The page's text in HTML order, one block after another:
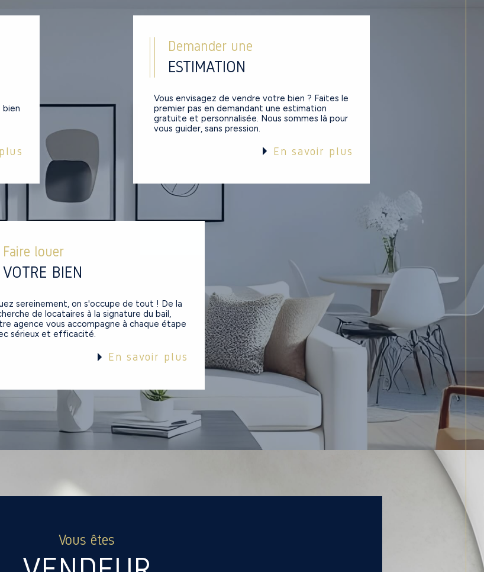
bien
Demander une
ESTIMATION
Vous envisagez de vendre votre bien ? Faites le
premier pas en demandant une estimation
gratuite et personnalisée. Nous sommes là pour
vous guider, sans pression.
En savoir plus
Faire louer
VOTRE BIEN
sereinement, on s'occupe de tout ! De la
de locataires à la signature du bail,
agence vous accompagne à chaque étape
sérieux et efficacité.
En savoir plus
Vous êtes